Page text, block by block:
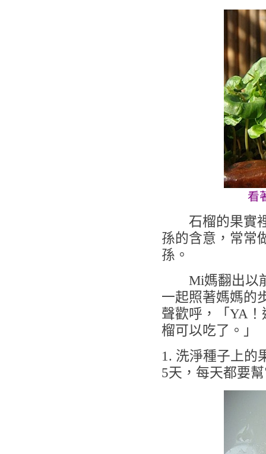
看
石榴的果實裡
孫的含意，常常
孫。
Mi媽翻出以前
一起照著媽媽的
聲歡呼，「YA
榴可以吃了。」
1. 洗淨種子上的
5天，每天都要